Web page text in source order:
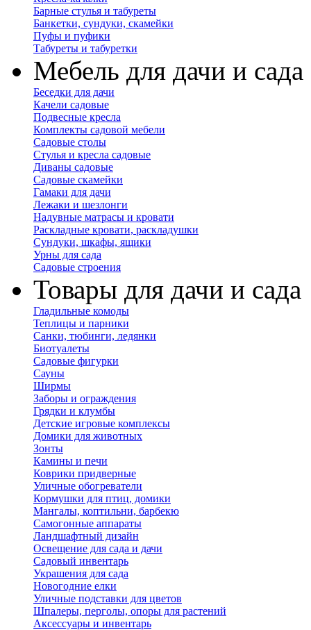
Барные стулья и табуреты
Банкетки, сундуки, скамейки
Пуфы и пуфики
Табуреты и табуретки
Мебель для дачи и сада
Беседки для дачи
Качели садовые
Подвесные кресла
Комплекты садовой мебели
Садовые столы
Стулья и кресла садовые
Диваны садовые
Садовые скамейки
Гамаки для дачи
Лежаки и шезлонги
Надувные матрасы и кровати
Раскладные кровати, раскладушки
Сундуки, шкафы, ящики
Урны для сада
Садовые строения
Товары для дачи и сада
Гладильные комоды
Теплицы и парники
Санки, тюбинги, ледянки
Биотуалеты
Садовые фигурки
Сауны
Ширмы
Заборы и ограждения
Грядки и клумбы
Детские игровые комплексы
Домики для животных
Зонты
Камины и печи
Коврики придверные
Уличные обогреватели
Кормушки для птиц, домики
Мангалы, коптильни, барбекю
Самогонные аппараты
Ландшафтный дизайн
Освещение для сада и дачи
Садовый инвентарь
Украшения для сада
Новогодние елки
Уличные подставки для цветов
Шпалеры, перголы, опоры для растений
Аксессуары и инвентарь